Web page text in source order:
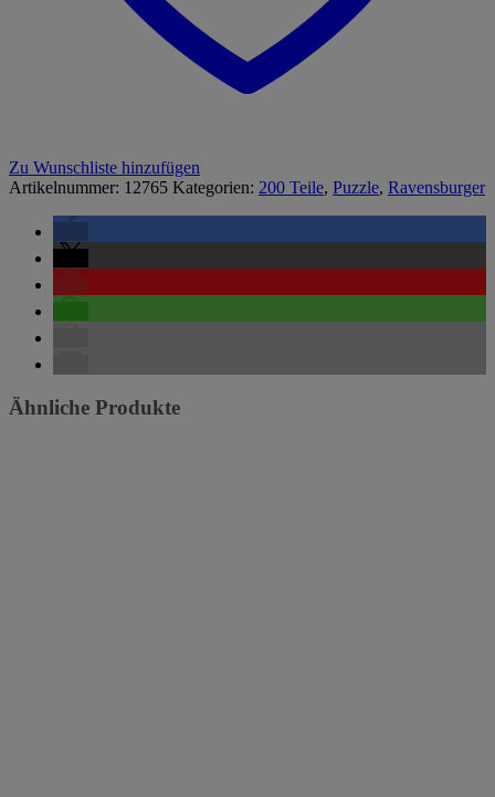
Zu Wunschliste hinzufügen
Artikelnummer: 12765 Kategorien: 200 Teile, Puzzle, Ravensburger
Ähnliche Produkte